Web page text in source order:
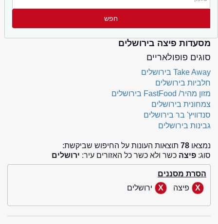
מסעדות פיצה בירושלים
סוגים פופולאריים
Take Away בירושלים
חלביות בירושלים
מזון מהיר/ FastFood בירושלים
צמחונית בירושלים
סנדוויץ' בר בירושלים
גבינות בירושלים
נמצאו 78 תוצאות העונות על החיפוש שביקשת:
סוג: פיצה כשר ולא כשר כל האזורים עיר: ירושלים
הסרת מסננים
פיצה
ירושלים